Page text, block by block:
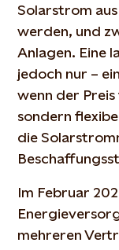
Solarstrom
werden, und
Anlagen. Eine
jedoch nur –
wenn der
sondern
die
Im Februar
mehreren